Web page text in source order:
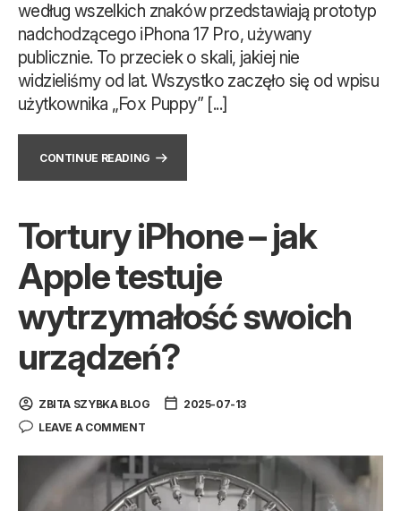
według wszelkich znaków przedstawiają prototyp
nadchodzącego iPhona 17 Pro, używany
publicznie. To przeciek o skali, jakiej nie
widzieliśmy od lat. Wszystko zaczęło się od wpisu
użytkownika „Fox Puppy” [...]
CONTINUE READING
Tortury iPhone – jak
Apple testuje
wytrzymałość swoich
urządzeń?
ZBITA SZYBKA BLOG
2025-07-13
LEAVE A COMMENT